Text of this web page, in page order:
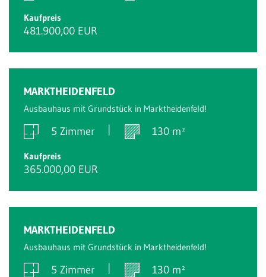
Kaufpreis
481.900,00 EUR
MARKTHEIDENFELD
Ausbauhaus mit Grundstück in Marktheidenfeld!
5 Zimmer 130 m²
Kaufpreis
365.000,00 EUR
MARKTHEIDENFELD
Ausbauhaus mit Grundstück in Marktheidenfeld!
5 Zimmer 130 m²